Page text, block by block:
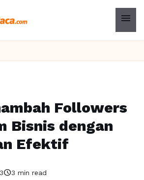
menu
Followers
Bisnis dengan
Efektif
schedule3 min read